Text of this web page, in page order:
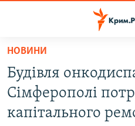
Перейти
основного
матеріалу
Перейти
до
ВОДА.КРИМ
ВІДЕО ТА ФОТО
НОВИНИ
Будівля
Сімферополі
капітального